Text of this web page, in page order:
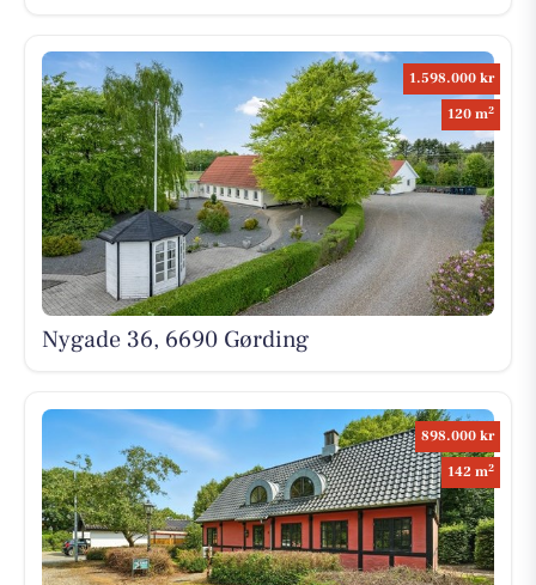
1.598.000 kr
120 m2
Nygade 36, 6690 Gørding
898.000 kr
142 m2